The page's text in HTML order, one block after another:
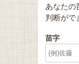
あなたの
判断がで
苗字